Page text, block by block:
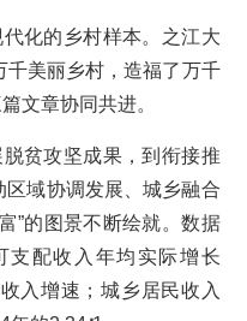
化的乡村样本。之江大
千美丽乡村，造福了万千
文章协同共进。
贫攻坚成果，到衔接推
域协调发展、城乡融合
”的图景不断绘就。数据
支配收入年均实际增长
入增速；城乡居民收入